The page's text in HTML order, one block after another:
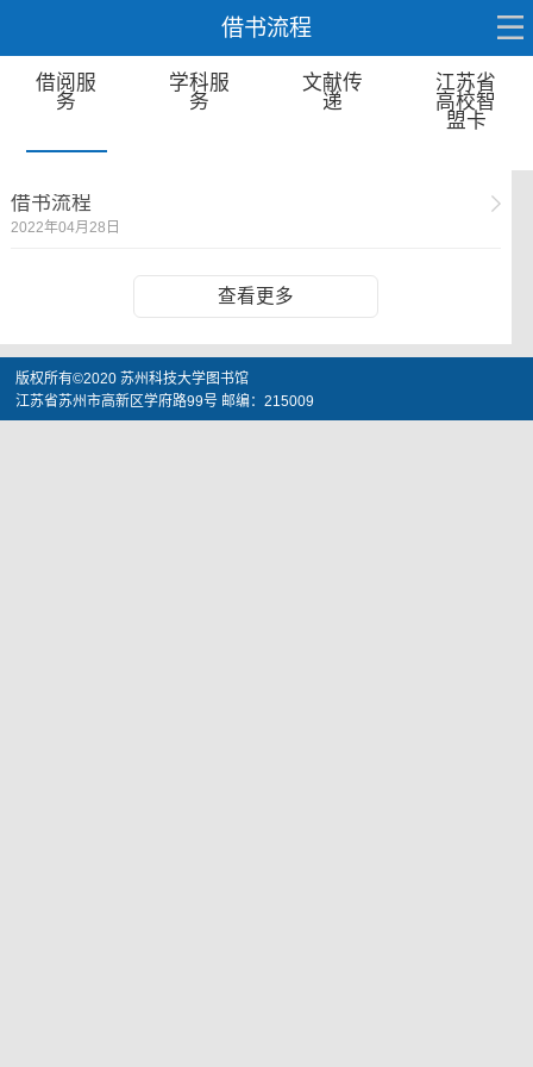
借书流程
借阅服
务
学科服
务
文献传
递
江苏省
高校智
盟卡
借书流程
2022年04月28日
查看更多
版权所有©2020 苏州科技大学图书馆
江苏省苏州市高新区学府路99号 邮编：215009